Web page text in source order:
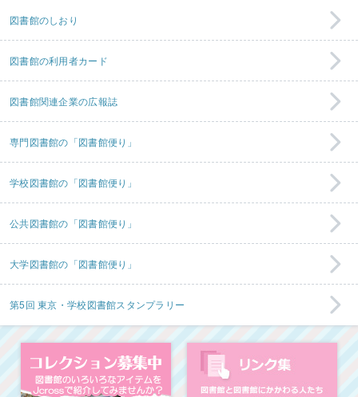
図書館のしおり
図書館の利用者カード
図書館関連企業の広報誌
専門図書館の「図書館便り」
学校図書館の「図書館便り」
公共図書館の「図書館便り」
大学図書館の「図書館便り」
第5回 東京・学校図書館スタンプラリー
コレクション募集中 図